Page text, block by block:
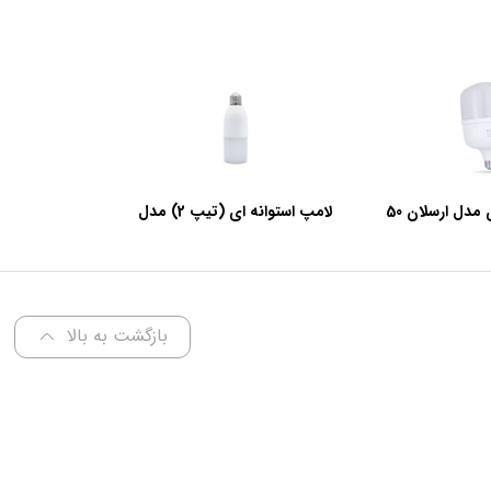
لامپ استوانه‌ای مدل ارسلان 50
لامپ استوانه ای (تیپ 2) مدل
بازگشت به بالا